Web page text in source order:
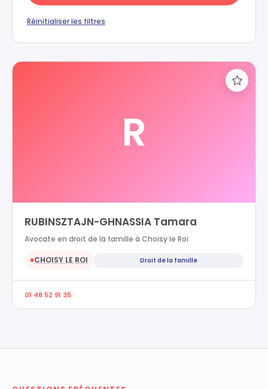
Réinitialiser les filtres
R
RUBINSZTAJN-GHNASSIA Tamara
Avocate en droit de la famille à Choisy le Roi
●CHOISY LE ROI Droit de la famille
01 48 52 91 35